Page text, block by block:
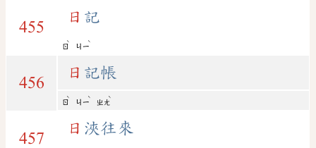
455
日 記
ㄖ
ˋ
ㄐㄧ
ˋ
456
日 記帳
ㄖ
ˋ
ㄐㄧ
ˋ
ㄓㄤ
ˋ
457
日 浹往來